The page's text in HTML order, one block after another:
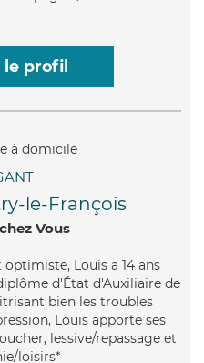
profil
le-François
Vous
Louis a 14 ans
d'État d'Auxiliaire de
bien les troubles
Louis apporte ses
lessive/repassage et
loisirs*